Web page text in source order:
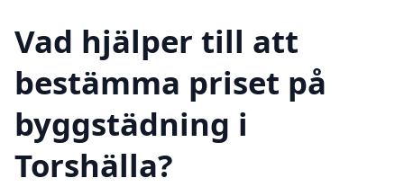
Vad hjälper till att
bestämma priset på
byggstädning i
Torshälla?